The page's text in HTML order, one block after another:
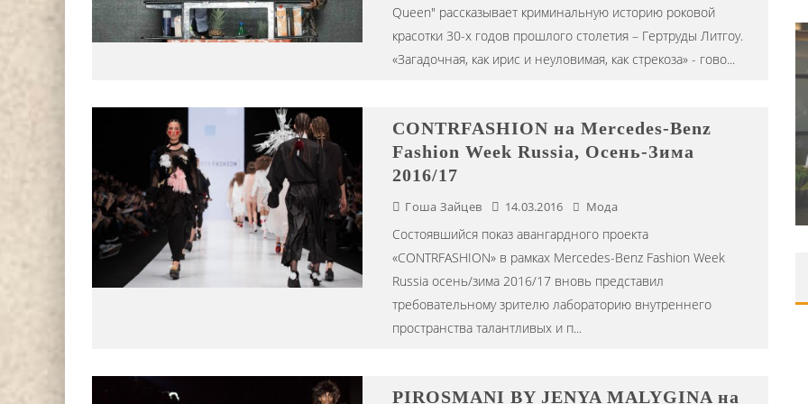
Queen" рассказывает криминальную историю роковой
красотки 30-х годов прошлого столетия – Гертруды Литгоу.
«Загадочная, как ирис и неуловимая, как стрекоза» - гово...
CONTRFASHION на Mercedes-Benz
Fashion Week Russia, Осень-Зима
2016/17
Гоша Зайцев 14.03.2016 Мода
Состоявшийся показ авангардного проекта
«CONTRFASHION» в рамках Mercedes-Benz Fashion Week
Russia осень/зима 2016/17 вновь представил
требовательному зрителю лабораторию внутреннего
пространства талантливых и п...
PIROSMANI BY JENYA MALYGINA на
DJ НИККА ЛОРАК (NIKKA LORAK)
СТАЛА ХЕДЛАЙНЕРОМ ФЕСТИВАЛЯ
АНАНДА 2024 Г.
Editor iLike.Today 15.07.2024
ШКОЛА ШЕФА: КУХНЯ НОВОГО
Editor iLike.Today